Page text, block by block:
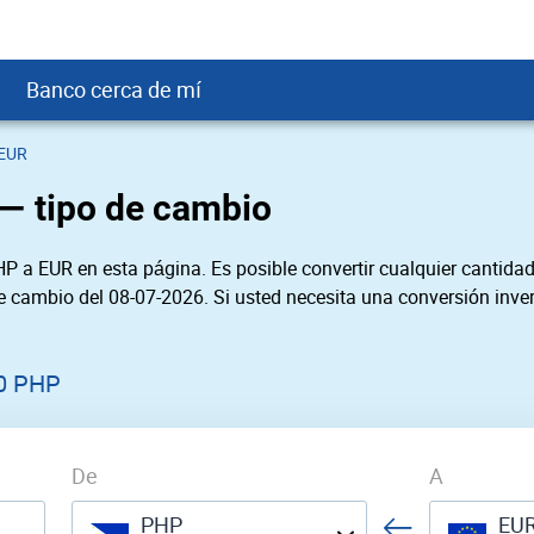
crediticio
justo
Banco cerca de mí
de Mí
Cerca de Mí
Cerca de Mí
de Mí
Cerca de Mí
tipo de cambio
a EUR en esta página. Es posible convertir cualquier
del 08-07-2026. Si usted necesita una conversión
PHP
De
PHP
A